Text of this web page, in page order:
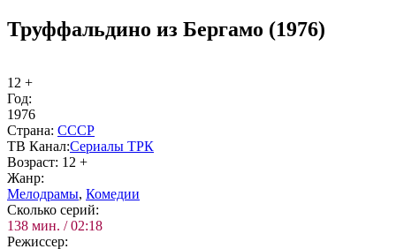
Труффальдино из Бергамо (1976)
12 +
Год:
1976
Стра­на: СССР
ТВ Ка­нал:Се­риа­лы ТРК
Воз­раст: 12 +
Жанр:
Ме­ло­дра­мы, Ко­ме­дии
Сколь­ко се­рий:
138 мин. / 02:18
Ре­жис­сер: